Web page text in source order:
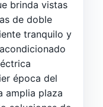
brinda vistas
de doble
tranquilo y
época del
amplia plaza